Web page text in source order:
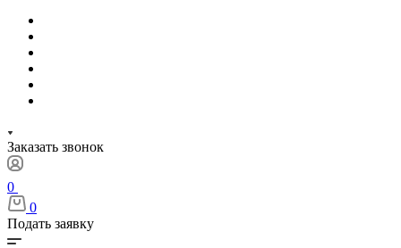
Заказать звонок
0
0
Подать заявку